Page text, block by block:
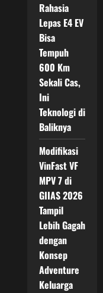
Rahasia
Lepas E4 EV
Bisa
Tempuh
600 Km
Sekali Cas,
Ini
Teknologi di
Baliknya
Modifikasi
VinFast VF
MPV 7 di
GIIAS 2026
Tampil
Lebih Gagah
dengan
Konsep
Adventure
Keluarga